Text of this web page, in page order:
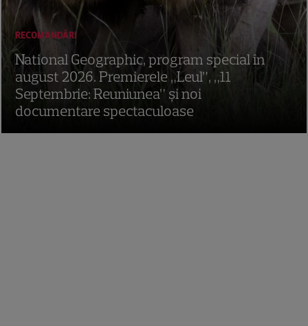
RECOMANDĂRI
National Geographic, program special în
august 2026. Premierele „Leul”, „11
Septembrie: Reuniunea” și noi
documentare spectaculoase